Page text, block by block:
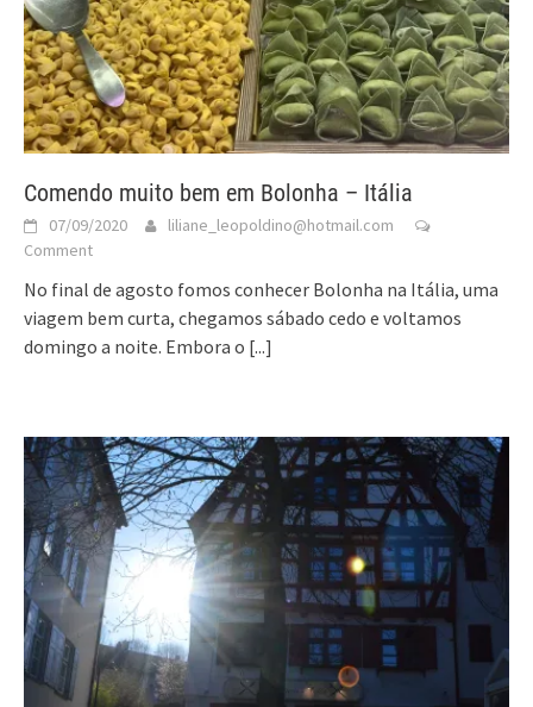
Comendo muito bem em Bolonha – Itália
07/09/2020
liliane_leopoldino@hotmail.com
Comment
No final de agosto fomos conhecer Bolonha na Itália, uma
viagem bem curta, chegamos sábado cedo e voltamos
domingo a noite. Embora o [...]